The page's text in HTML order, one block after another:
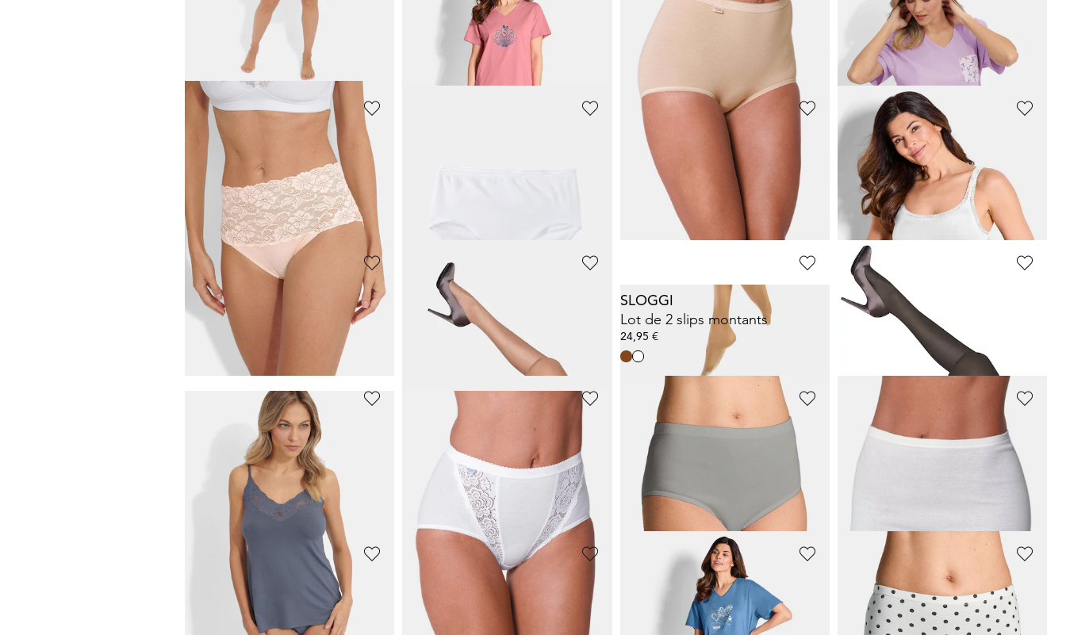
COMTESSA
COMTESSA
69,95 €
Lot de 5 collants fins 30 DEN
17,46 €
COMTESSA
89,95 €
RINGELLA
Lot de 2 chemises de nuit en pur coton
89,96 € 99,95 €
Meilleur prix sur 30 jours** : 99,95 € (-10%) Meilleur prix sur 30 jours** : 15,99 €
ESDA
Lot de 5 collants fins 30 DEN
17,46 €24,95 €
CONTA
Lot de 2 débardeurs
31,47 €44,95 €
SUSA
SLOGGI
Lot de 2 slips montants
24,95 €
ESDA
34,95 €
Lot de 2 slips en coton bio
49,95 €
Meilleur prix sur 30 jours** : 34,97 € (-14%)
SPEIDEL
Lot de 2 gaines
19,99 €
Meilleur prix sur 30 jours** : 15,99 € (-12%)
GOLDNER
Slip taille haute en lot de 7
31,47 €
+ 1
Meilleur prix sur 30 jours** : 35,95 € (-12%)
NINA V. C.
Lot de 2 caleçons
24,95 €
54,95 €
SPEIDEL
Lot de 2 gaines
14,00 €
COMTESSA
GOLDNER
Lot de slips taille haute en coton
19,97 €39,95 €